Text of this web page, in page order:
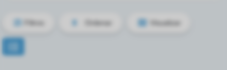
Ordenar Visualizar